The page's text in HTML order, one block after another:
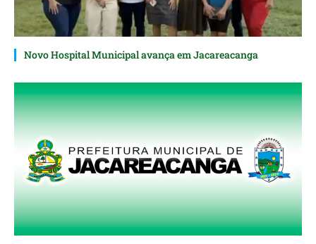
Novo Hospital Municipal avança em Jacareacanga